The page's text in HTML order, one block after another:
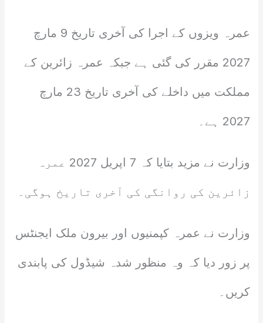
عمرہ ویزوں کے اجرا کی آخری تاریخ 9 مارچ
2027 مقرر کی گئی ہے جبکہ عمرہ زائرین کے
مملکت میں داخلے کی آخری تاریخ 23 مارچ
2027 ہے۔
وزارت نے مزید بتایا کہ 7 اپریل 2027 عمرہ
زائرین کی روانگی کی آخری تاریخ ہوگی۔
وزارت نے عمرہ کپمنیوں اور بیرون ملک ایجنٹس
پر زور دیا کہ وہ منظور شدہ شیڈول کی پابندی
کریں۔